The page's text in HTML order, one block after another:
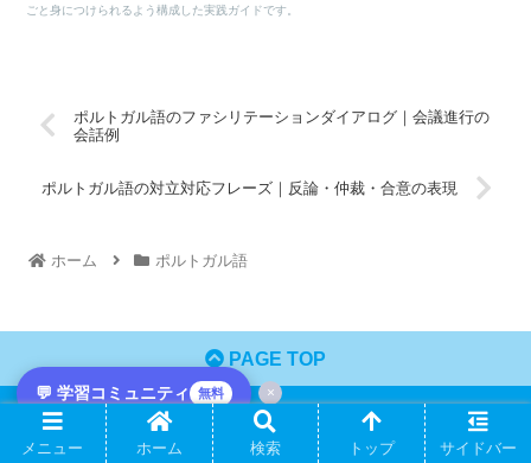
💬 学習コミュニティ 無料 ×
ごと身につけられるよう構成した実践ガイドです。
ポルトガル語のファシリテーションダイアログ｜会議進行の
会話例
ポルトガル語の対立対応フレーズ｜反論・仲裁・合意の表現
ホーム ポルトガル語
PAGE TOP
カテゴリー
メニュー ホーム 検索 トップ サイドバー